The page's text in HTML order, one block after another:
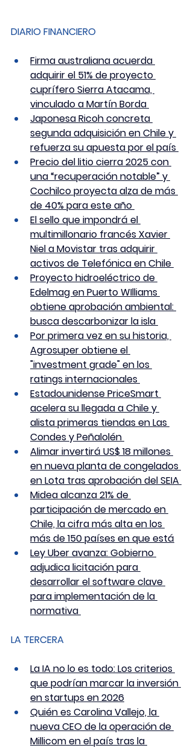
DIARIO FINANCIERO
Firma australiana acuerda
adquirir el 51% de proyecto
cuprífero Sierra Atacama,
vinculado a Martín Borda
Japonesa Ricoh concreta
segunda adquisición en Chile y
refuerza su apuesta por el país
Precio del litio cierra 2025 con
una “recuperación notable” y
Cochilco proyecta alza de más
de 40% para este año
El sello que impondrá el
multimillonario francés Xavier
Niel a Movistar tras adquirir
activos de Telefónica en Chile
Proyecto hidroeléctrico de
Edelmag en Puerto WIlliams
obtiene aprobación ambiental:
busca descarbonizar la isla
Por primera vez en su historia,
Agrosuper obtiene el
"investment grade" en los
ratings internacionales
Estadounidense PriceSmart
acelera su llegada a Chile y
alista primeras tiendas en Las
Condes y Peñalolén
Alimar invertirá US$ 18 millones
en nueva planta de congelados
en Lota tras aprobación del SEIA
Midea alcanza 21% de
participación de mercado en
Chile, la cifra más alta en los
más de 150 países en que está
Ley Uber avanza: Gobierno
adjudica licitación para
desarrollar el software clave
para implementación de la
normativa
LA TERCERA
La IA no lo es todo: Los criterios
que podrían marcar la inversión
en startups en 2026
Quién es Carolina Vallejo, la
nueva CEO de la operación de
Millicom en el país tras la